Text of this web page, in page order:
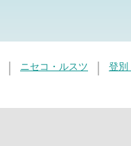
ニセコ・ルスツ
登別